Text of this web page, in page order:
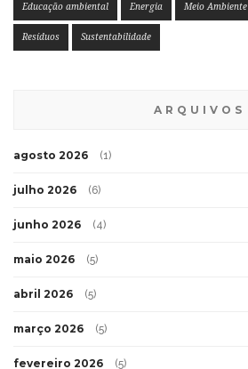
Educação ambiental Energia Meio Ambiente
Resíduos Sustentabilidade
ARQUIVOS
agosto 2026 (1)
julho 2026 (6)
junho 2026 (4)
maio 2026 (5)
abril 2026 (5)
março 2026 (5)
fevereiro 2026 (5)